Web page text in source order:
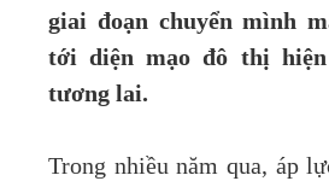
giai đoạn chuyển mình
tới diện mạo đô thị
tương lai.
Trong nhiều năm qua, áp